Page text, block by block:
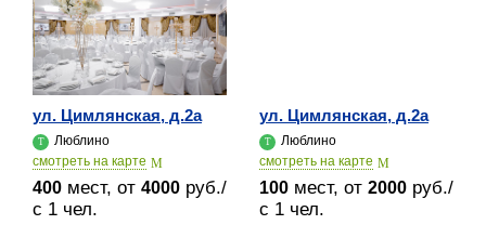
ул. Цимлянская, д.2а
Люблино
cмотреть на карте
400 мест, от 4000 руб./
с 1 чел.
ул. Цимлянская, д.2а
Люблино
cмотреть на карте
100 мест, от 2000 руб./
с 1 чел.